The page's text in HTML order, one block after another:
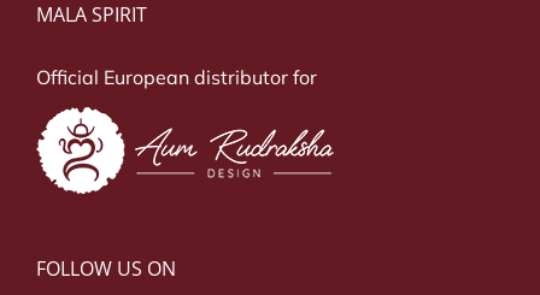
MALA SPIRIT
Official European distributor for
FOLLOW US ON